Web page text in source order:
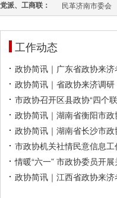
党派、工商联： 民革济南市委会
工作动态
政协简讯｜广东省政协来济
政协简讯｜省政协来济调研
市政协召开区县政协“四个
政协简讯｜湖南省衡阳市
政协简讯｜湖南省长沙市
市政协机关社情民意信息
情暖“六一” 市政协委员开
政协简讯｜江西省政协来济